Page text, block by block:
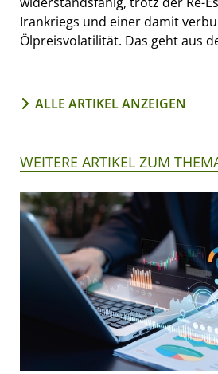
Irankriegs und einer damit
Ölpreisvolatilität. Das geht aus
ALLE ARTIKEL ANZEIGEN
WEITERE ARTIKEL ZUM